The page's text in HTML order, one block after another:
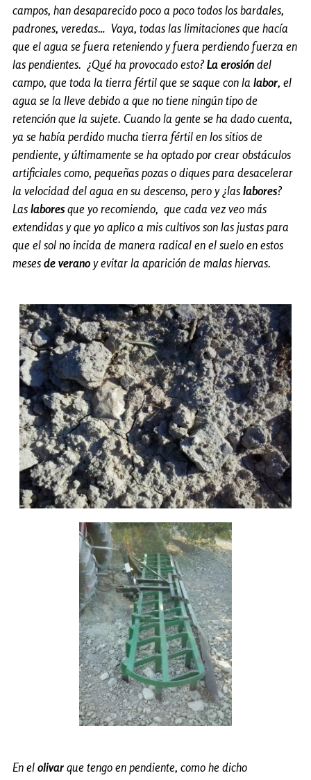
campos, han desaparecido poco a poco todos los bardales,
padrones, veredas… Vaya, todas las limitaciones que hacía
que el agua se fuera reteniendo y fuera perdiendo fuerza en
las pendientes. ¿Qué ha provocado esto?La erosión del
campo, que toda la tierra fértil que se saque con la labor, el
agua se la lleve debido a que no tiene ningún tipo de
retención que la sujete. Cuando la gente se ha dado cuenta,
ya se había perdido mucha tierra fértil en los sitios de
pendiente, y últimamente se ha optado por crear obstáculos
artificiales como, pequeñas pozas o diques para desacelerar
la velocidad del agua en su descenso, pero y ¿las labores?
Las laboresque yo recomiendo, que cada vez veo más
extendidas y que yo aplico a mis cultivos son las justas para
que el sol no incida de manera radical en el suelo en estos
meses de verano y evitar la aparición de malas hiervas.
En el olivar que tengo en pendiente, como he dicho